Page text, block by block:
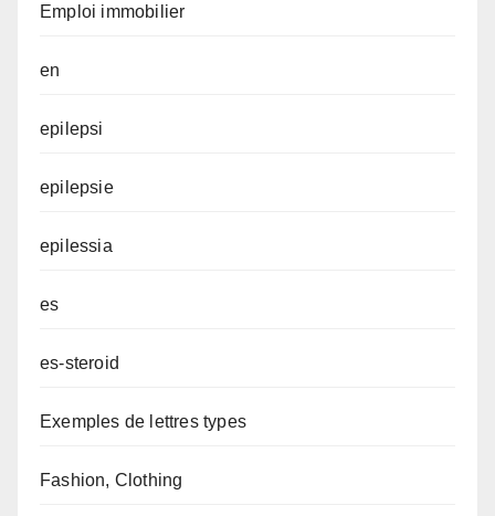
Emploi immobilier
en
epilepsi
epilepsie
epilessia
es
es-steroid
Exemples de lettres types
Fashion, Clothing